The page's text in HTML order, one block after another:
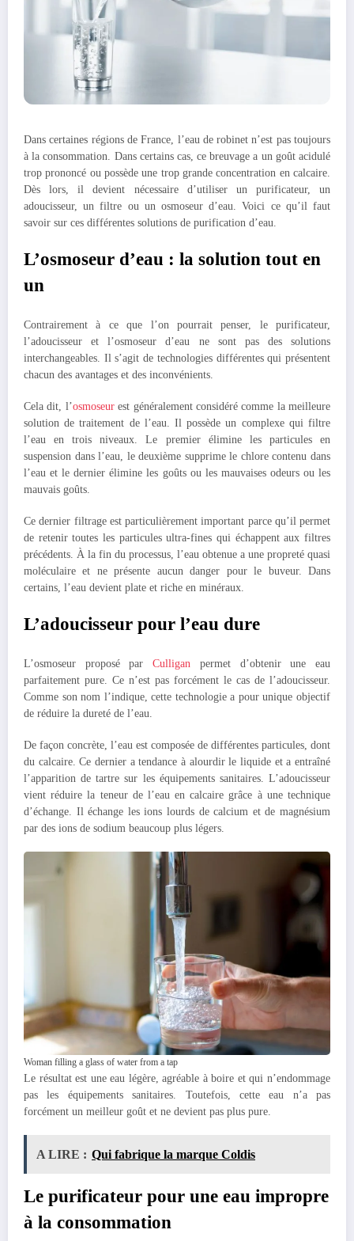
Dans certaines régions de France, l’eau de robinet n’est pas toujours
à la consommation. Dans certains cas, ce breuvage a un goût acidulé
trop prononcé ou possède une trop grande concentration en calcaire.
Dès lors, il devient nécessaire d’utiliser un purificateur, un
adoucisseur, un filtre ou un osmoseur d’eau. Voici ce qu’il faut
savoir sur ces différentes solutions de purification d’eau.
L’osmoseur d’eau : la solution tout en
un
Contrairement à ce que l’on pourrait penser, le purificateur,
l’adoucisseur et l’osmoseur d’eau ne sont pas des solutions
interchangeables. Il s’agit de technologies différentes qui présentent
chacun des avantages et des inconvénients.
Cela dit, l’osmoseurest généralement considéré comme la meilleure
solution de traitement de l’eau. Il possède un complexe qui filtre
l’eau en trois niveaux. Le premier élimine les particules en
suspension dans l’eau, le deuxième supprime le chlore contenu dans
l’eau et le dernier élimine les goûts ou les mauvaises odeurs ou les
mauvais goûts.
Ce dernier filtrage est particulièrement important parce qu’il permet
de retenir toutes les particules ultra-fines qui échappent aux filtres
précédents. À la fin du processus, l’eau obtenue a une propreté quasi
moléculaire et ne présente aucun danger pour le buveur. Dans
certains, l’eau devient plate et riche en minéraux.
L’adoucisseur pour l’eau dure
L’osmoseur proposé parCulligan permet d’obtenir une eau
parfaitement pure. Ce n’est pas forcément le cas de l’adoucisseur.
Comme son nom l’indique, cette technologie a pour unique objectif
de réduire la dureté de l’eau.
De façon concrète, l’eau est composée de différentes particules, dont
du calcaire. Ce dernier a tendance à alourdir le liquide et a entraîné
l’apparition de tartre sur les équipements sanitaires. L’adoucisseur
vient réduire la teneur de l’eau en calcaire grâce à une technique
d’échange. Il échange les ions lourds de calcium et de magnésium
par des ions de sodium beaucoup plus légers.
Woman filling a glass of water from a tap
Le résultat est une eau légère, agréable à boire et qui n’endommage
pas les équipements sanitaires. Toutefois, cette eau n’a pas
forcément un meilleur goût et ne devient pas plus pure.
A LIRE : Qui fabrique la marque Coldis
Le purificateur pour une eau impropre
à la consommation